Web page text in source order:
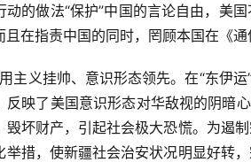
动的做法“保护”中国的言论自由，美
且在指责中国的同时，罔顾本国在《
主义挂帅、意识形态领先。在“东伊
反映了美国意识形态对华敌视的阴暗
毁坏财产，引起社会极大恐慌。为遏
举措，使新疆社会治安状况明显好转